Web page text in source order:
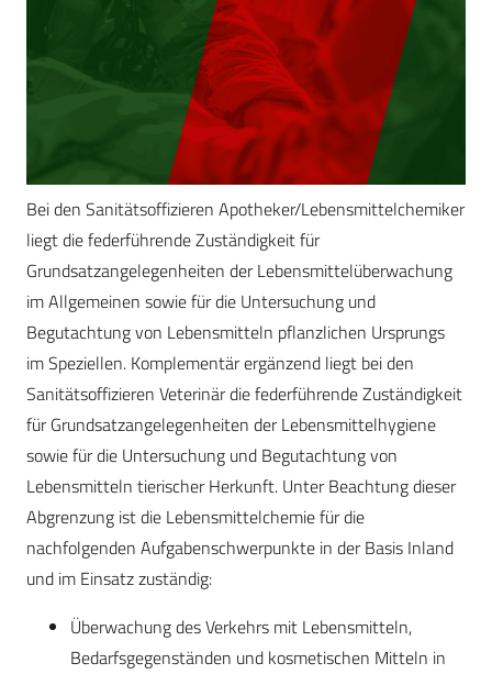
Bei den Sanitätsoffizieren Apotheker/Lebensmittelchemiker
liegt die federführende Zuständigkeit für
Grundsatzangelegenheiten der Lebensmittelüberwachung
im Allgemeinen sowie für die Untersuchung und
Begutachtung von Lebensmitteln pflanzlichen Ursprungs
im Speziellen. Komplementär ergänzend liegt bei den
Sanitätsoffizieren Veterinär die federführende Zuständigkeit
für Grundsatzangelegenheiten der Lebensmittelhygiene
sowie für die Untersuchung und Begutachtung von
Lebensmitteln tierischer Herkunft. Unter Beachtung dieser
Abgrenzung ist die Lebensmittelchemie für die
nachfolgenden Aufgabenschwerpunkte in der Basis Inland
und im Einsatz zuständig:
Überwachung des Verkehrs mit Lebensmitteln,
Bedarfsgegenständen und kosmetischen Mitteln in